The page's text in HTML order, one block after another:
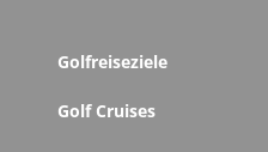
Golfreiseziele
Golf Cruises